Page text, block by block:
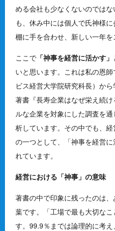
める会社も少なくないのでは
も、休み中には個人で氏神様
棚に手を合わせ、新しい一年を
ここで 「神事を経営に活かす」
いと思います。これは私の恩
ビス経営大学院研究科長）か
著書『長寿企業はなぜ栄え続
ルな企業を対象にした調査を
析しています。その中でも、
の一つとして、「神事を経営
れています。
経営における「神事」の意味
著書の中で印象に残ったのは
葉です。「工場で最も大切な
す。99.9％までは論理的に考